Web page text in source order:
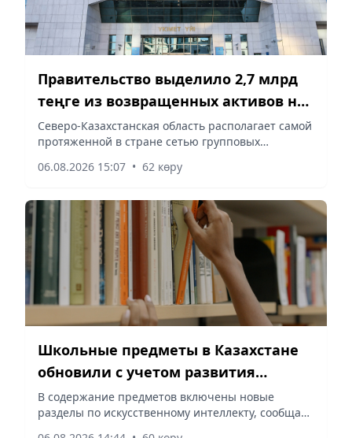
Правительство выделило 2,7 млрд
теңге из возвращенных активов на
водоснабжение сел в СКО
Северо-Казахстанская область располагает самой
протяженной в стране сетью групповых
vapress.kz.
06.08.2026 15:07 • 62 көру
Школьные предметы в Казахстане
обновили с учетом развития
искусственного интеллекта
В содержание предметов включены новые
разделы по искусственному интеллекту, сообщает